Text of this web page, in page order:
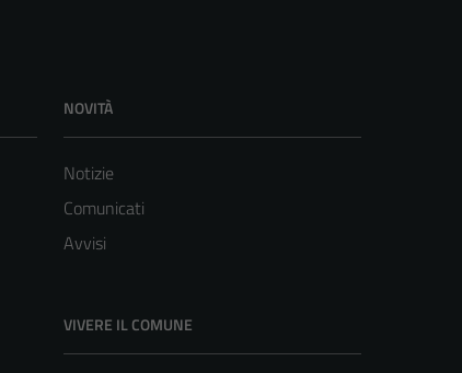
NOVITÀ
Notizie
Comunicati
Avvisi
VIVERE IL COMUNE